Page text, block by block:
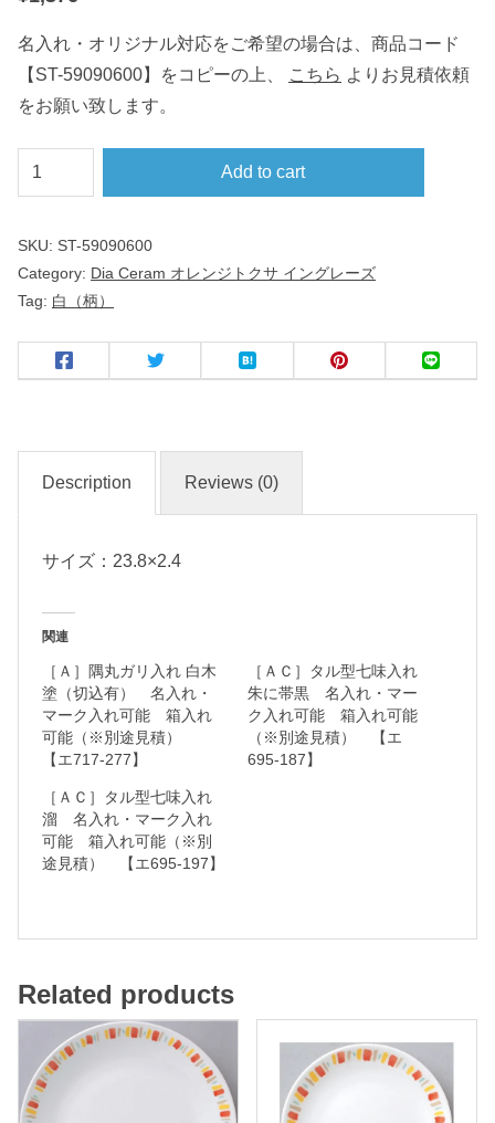
名入れ・オリジナル対応をご希望の場合は、商品コード
【ST-59090600】をコピーの上、
こちら よりお見積依頼
をお願い致します。
ハ
ー
リ
４
ｃ
マ
ク
可
Add to cart
SKU: ST-59090600
Category: Dia Ceram オレンジトクサ イングレーズ
Tag: 白（柄）
Description Reviews (0)
サイズ：23.8×2.4
関連
［Ａ］隅丸ガリ入れ 白木
塗（切込有） 名入れ・
マーク入れ可能 箱入れ
可能（※別途見積）
【エ717-277】
［ＡＣ］タル型七味入れ
朱に帯黒 名入れ・マー
ク入れ可能 箱入れ可能
（※別途見積） 【エ
695-187】
［ＡＣ］タル型七味入れ
溜 名入れ・マーク入れ
可能 箱入れ可能（※別
途見積） 【エ695-197】
Related products